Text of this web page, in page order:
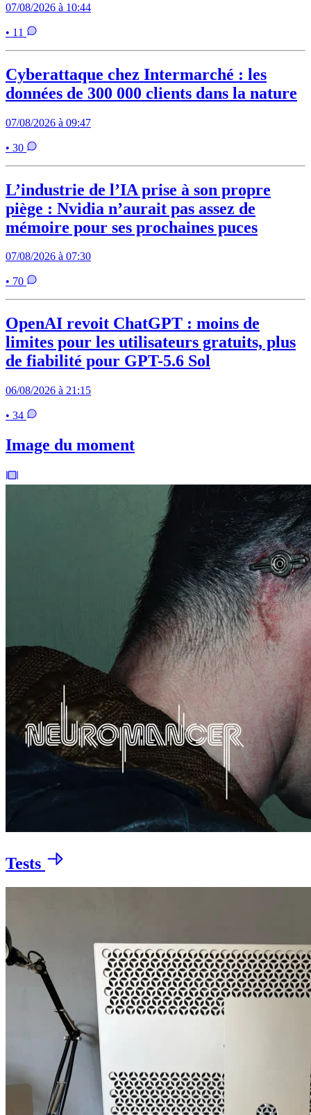
07/08/2026 à 10:44
• 11
Cyberattaque chez Intermarché : les
données de 300 000 clients dans la nature
07/08/2026 à 09:47
• 30
L’industrie de l’IA prise à son propre
piège : Nvidia n’aurait pas assez de
mémoire pour ses prochaines puces
07/08/2026 à 07:30
• 70
OpenAI revoit ChatGPT : moins de
limites pour les utilisateurs gratuits, plus
de fiabilité pour GPT-5.6 Sol
06/08/2026 à 21:15
• 34
Image du moment
Tests